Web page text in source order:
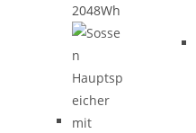
2048Wh